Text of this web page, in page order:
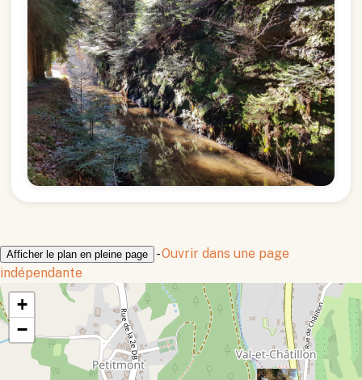
Afficher le plan en pleine page -Ouvrir dans une page
indépendante